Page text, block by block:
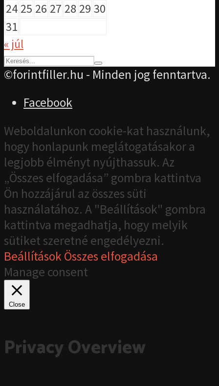
24 25 26 27 28 29 30
31
« júl
©forintfiller.hu - Minden jog fenntartva.
Facebook
Weboldalunkon cookie-kat használunk,
hogy honlapunk meglátogatásakor a
legjobb élményt nyújthassuk. Az
„Összes elfogadása” gombra kattintva
Ön hozzájárul az összes süti
használatához. A "Beállítások" gombra
kattintva megadhatja, hogy melyik
sütiket szeretné engedélyezni.
BeállításokÖsszes elfogadása
Manage consent
Close
Privacy Overview